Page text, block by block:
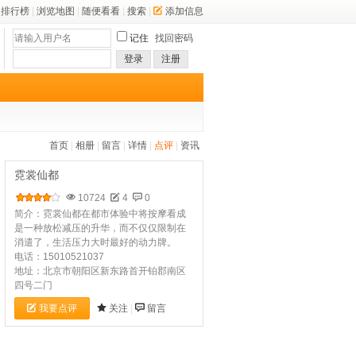
排行榜 浏览地图 随便看看 搜索 添加信息
记住 找回密码
登录
注册
首页 相册 留言 详情 点评 资讯
霓裳仙都
10724 4
0
简介：霓裳仙都在都市体验中将按摩看成
是一种放松减压的升华，而不仅仅限制在
消遣了，生活压力大时最好的动力牌。
电话：15010521037
地址：北京市朝阳区新东路首开铂郡南区
四号二门
我要点评 关注 留言